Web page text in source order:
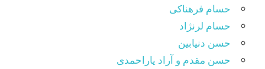
حسام فرهناکی
حسام لرنژاد
حسن دنیابین
حسن مقدم و آراد یاراحمدی